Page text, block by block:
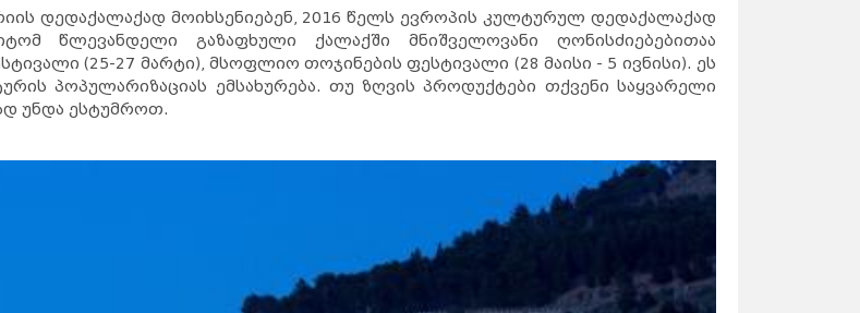
დედაქალაქად მოიხსენიებენ, 2016 წელს ევროპის კულტურულ დედაქალაქად
წლევანდელი გაზაფხული ქალაქში მნიშველოვანი ღონისძიებებითაა
(25-27 მარტი), მსოფლიო თოჯინების ფესტივალი (28 მაისი - 5 ივნისი). ეს
პოპულარიზაციას ემსახურება. თუ ზღვის პროდუქტები თქვენი საყვარელი
უნდა ესტუმროთ.